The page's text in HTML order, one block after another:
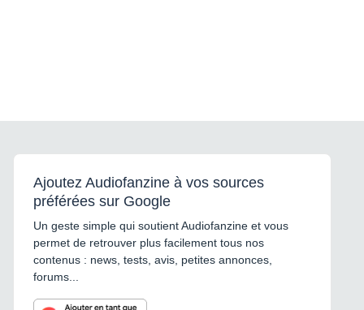
Ajoutez Audiofanzine à vos sources
préférées sur Google
Un geste simple qui soutient Audiofanzine et vous
permet de retrouver plus facilement tous nos
contenus : news, tests, avis, petites annonces,
forums...